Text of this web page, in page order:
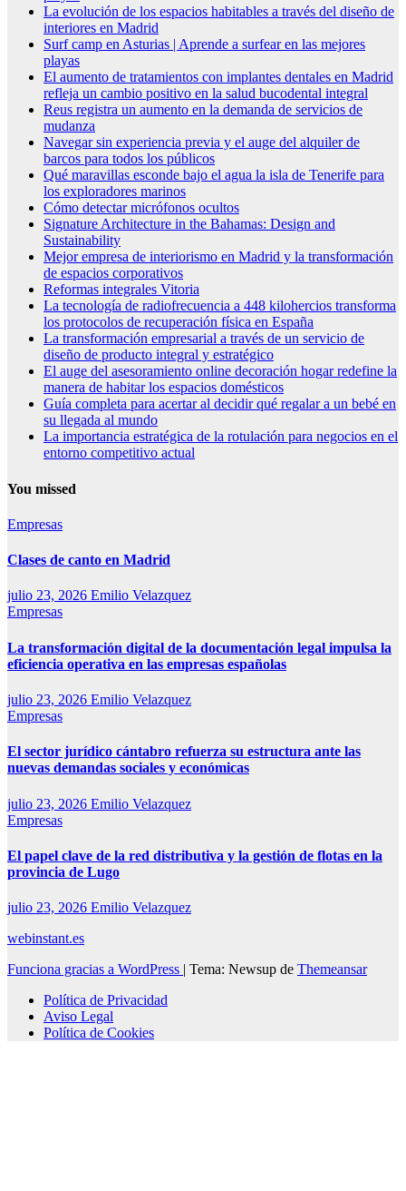
La evolución de los espacios habitables a través del diseño de
interiores en Madrid
Surf camp en Asturias | Aprende a surfear en las mejores
playas
El aumento de tratamientos con implantes dentales en Madrid
refleja un cambio positivo en la salud bucodental integral
Reus registra un aumento en la demanda de servicios de
mudanza
Navegar sin experiencia previa y el auge del alquiler de
barcos para todos los públicos
Qué maravillas esconde bajo el agua la isla de Tenerife para
los exploradores marinos
Cómo detectar micrófonos ocultos
Signature Architecture in the Bahamas: Design and
Sustainability
Mejor empresa de interiorismo en Madrid y la transformación
de espacios corporativos
Reformas integrales Vitoria
La tecnología de radiofrecuencia a 448 kilohercios transforma
los protocolos de recuperación física en España
La transformación empresarial a través de un servicio de
diseño de producto integral y estratégico
El auge del asesoramiento online decoración hogar redefine la
manera de habitar los espacios domésticos
Guía completa para acertar al decidir qué regalar a un bebé en
su llegada al mundo
La importancia estratégica de la rotulación para negocios en el
entorno competitivo actual
You missed
Empresas
Clases de canto en Madrid
julio 23, 2026 Emilio Velazquez
Empresas
La transformación digital de la documentación legal impulsa la
eficiencia operativa en las empresas españolas
julio 23, 2026 Emilio Velazquez
Empresas
El sector jurídico cántabro refuerza su estructura ante las
nuevas demandas sociales y económicas
julio 23, 2026 Emilio Velazquez
Empresas
El papel clave de la red distributiva y la gestión de flotas en la
provincia de Lugo
julio 23, 2026 Emilio Velazquez
webinstant.es
Funciona gracias a WordPress | Tema: Newsup de Themeansar
Política de Privacidad
Aviso Legal
Política de Cookies